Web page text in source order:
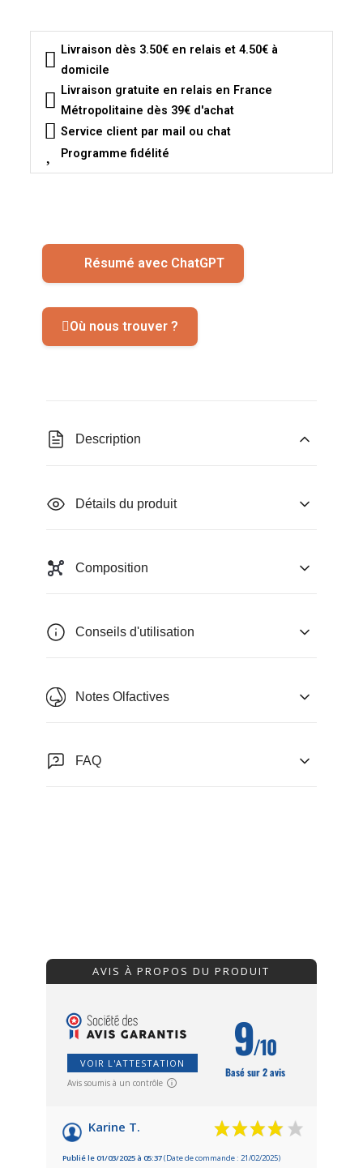
Livraison dès 3.50€ en relais et 4.50€ à
domicile
Livraison gratuite en relais en France
Métropolitaine dès 39€ d'achat
Service client par mail ou chat
Programme fidélité
Résumé avec ChatGPT
Où nous trouver ?
Description
Détails du produit
Composition
Conseils d'utilisation
Notes Olfactives
FAQ
AVIS À PROPOS DU PRODUIT
VOIR L'ATTESTATION
Avis soumis à un contrôle
9/10
Basé sur 2 avis
Karine T.
Publié le 01/03/2025 à 05:37(Date de commande : 21/02/2025)